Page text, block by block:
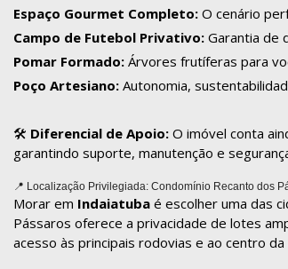
Espaço Gourmet Completo: O cenário
Campo de Futebol Privativo: Garantia de
Pomar Formado: Árvores frutíferas para
Poço Artesiano: Autonomia,
🛠️ Diferencial de Apoio: O imóvel conta
garantindo suporte, manutenção e
📍 Localização Privilegiada: Condomínio Recanto dos
Morar em Indaiatuba é escolher uma das
Pássaros oferece a privacidade de lotes
acesso às principais rodovias e ao centro da